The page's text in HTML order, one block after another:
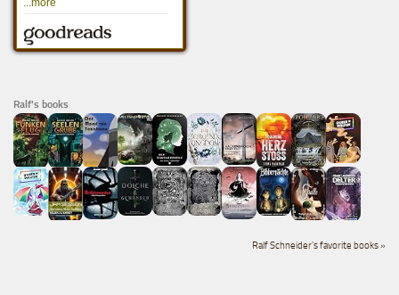
Ralf's books
Ralf Schneider's favorite books »